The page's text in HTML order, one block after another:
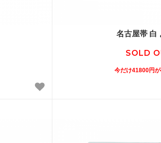
名古屋帯 白
SOLD
今だけ41800円